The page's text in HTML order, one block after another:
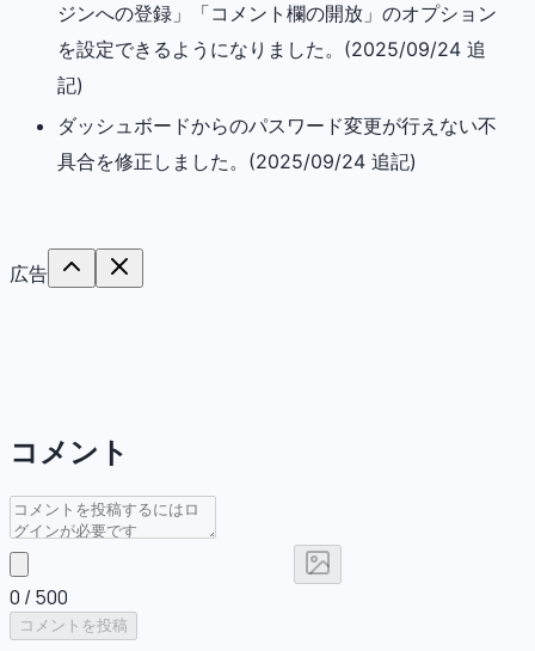
ジンへの登録」「コメント欄の開放」のオプション
を設定できるようになりました。(2025/09/24 追
記)
ダッシュボードからのパスワード変更が行えない不
具合を修正しました。(2025/09/24 追記)
広告
コメント
0 / 500
コメントを投稿